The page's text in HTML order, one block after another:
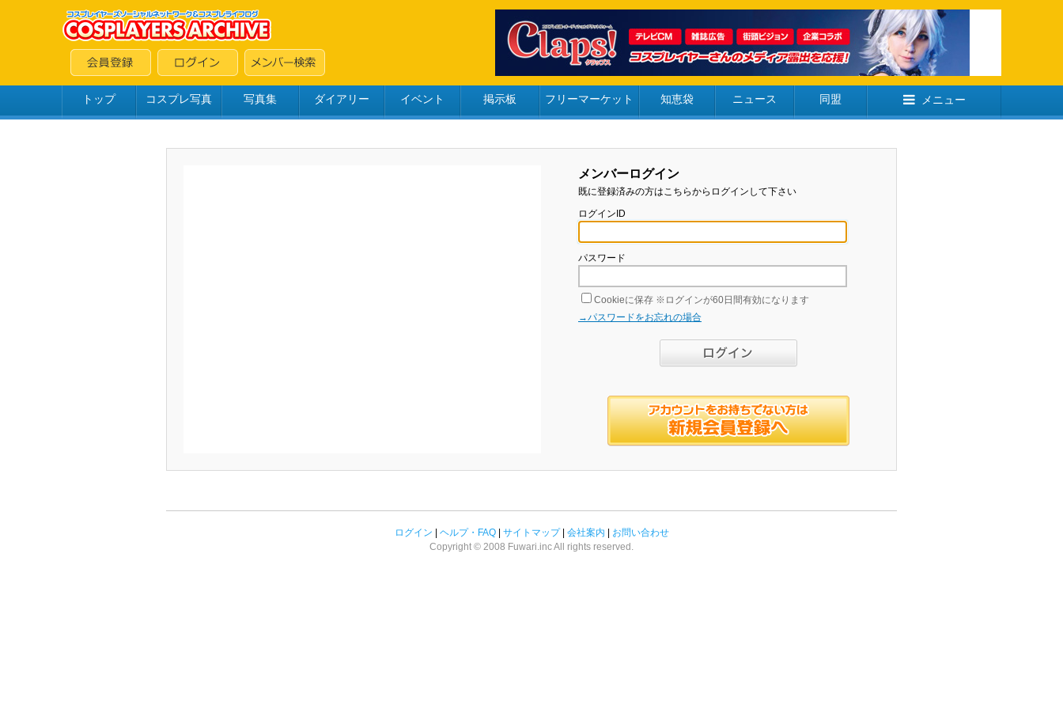
トップ コスプレ写真 写真集 ダイアリー イベント 掲示板 フリーマーケット 知恵袋 ニュース 同盟 メニュー
メンバーログイン
既に登録済みの方はこちらからログインして下さい
ログインID
パスワード
Cookieに保存 ※ログインが60日間有効になります
→パスワードをお忘れの場合
ログイン ヘルプ・FAQ| サイトマップ| 会社案内
お問い合わせ
Copyright © 2008 Fuwari.inc All rights reserved.